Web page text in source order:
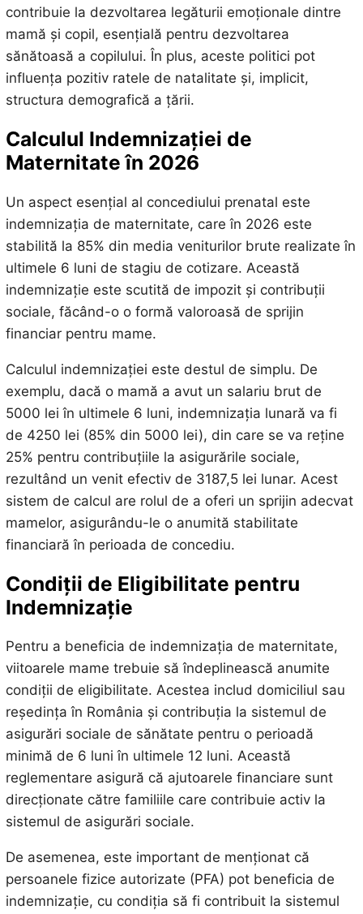
contribuie la dezvoltarea legăturii emoționale dintre
mamă și copil, esențială pentru dezvoltarea
sănătoasă a copilului. În plus, aceste politici pot
influența pozitiv ratele de natalitate și, implicit,
structura demografică a țării.
Calculul Indemnizației de
Maternitate în 2026
Un aspect esențial al concediului prenatal este
indemnizația de maternitate, care în 2026 este
stabilită la 85% din media veniturilor brute realizate în
ultimele 6 luni de stagiu de cotizare. Această
indemnizație este scutită de impozit și contribuții
sociale, făcând-o o formă valoroasă de sprijin
financiar pentru mame.
Calculul indemnizației este destul de simplu. De
exemplu, dacă o mamă a avut un salariu brut de
5000 lei în ultimele 6 luni, indemnizația lunară va fi
de 4250 lei (85% din 5000 lei), din care se va reține
25% pentru contribuțiile la asigurările sociale,
rezultând un venit efectiv de 3187,5 lei lunar. Acest
sistem de calcul are rolul de a oferi un sprijin adecvat
mamelor, asigurându-le o anumită stabilitate
financiară în perioada de concediu.
Condiții de Eligibilitate pentru
Indemnizație
Pentru a beneficia de indemnizația de maternitate,
viitoarele mame trebuie să îndeplinească anumite
condiții de eligibilitate. Acestea includ domiciliul sau
reședința în România și contribuția la sistemul de
asigurări sociale de sănătate pentru o perioadă
minimă de 6 luni în ultimele 12 luni. Această
reglementare asigură că ajutoarele financiare sunt
direcționate către familiile care contribuie activ la
sistemul de asigurări sociale.
De asemenea, este important de menționat că
persoanele fizice autorizate (PFA) pot beneficia de
indemnizație, cu condiția să fi contribuit la sistemul